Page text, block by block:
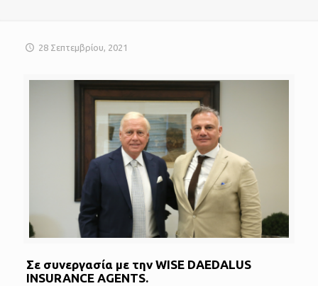
28 Σεπτεμβρίου, 2021
Σε συνεργασία με την WISE DAEDALUS
INSURANCE AGENTS.